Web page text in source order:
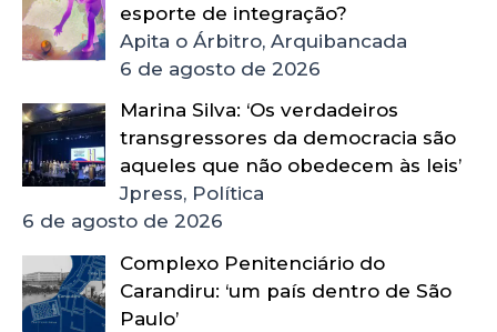
esporte de integração?
Apita o Árbitro, Arquibancada
6 de agosto de 2026
Marina Silva: ‘Os verdadeiros
transgressores da democracia são
aqueles que não obedecem às leis’
Jpress, Política
6 de agosto de 2026
Complexo Penitenciário do
Carandiru: ‘um país dentro de São
Paulo’